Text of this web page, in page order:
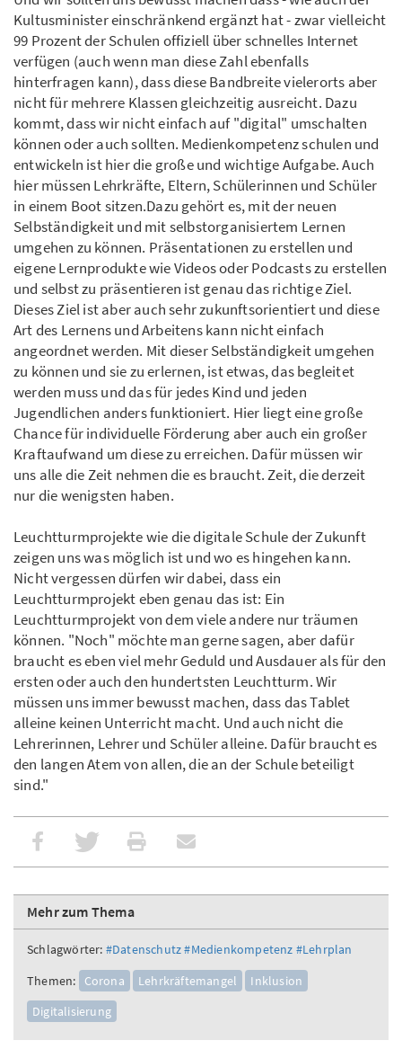
Kultusminister einschränkend ergänzt hat - zwar vielleicht
99 Prozent der Schulen offiziell über schnelles Internet
verfügen (auch wenn man diese Zahl ebenfalls
hinterfragen kann), dass diese Bandbreite vielerorts aber
nicht für mehrere Klassen gleichzeitig ausreicht. Dazu
kommt, dass wir nicht einfach auf "digital" umschalten
können oder auch sollten. Medienkompetenz schulen und
entwickeln ist hier die große und wichtige Aufgabe. Auch
hier müssen Lehrkräfte, Eltern, Schülerinnen und Schüler
in einem Boot sitzen.Dazu gehört es, mit der neuen
Selbständigkeit und mit selbstorganisiertem Lernen
umgehen zu können. Präsentationen zu erstellen und
eigene Lernprodukte wie Videos oder Podcasts zu erstellen
und selbst zu präsentieren ist genau das richtige Ziel.
Dieses Ziel ist aber auch sehr zukunftsorientiert und diese
Art des Lernens und Arbeitens kann nicht einfach
angeordnet werden. Mit dieser Selbständigkeit umgehen
zu können und sie zu erlernen, ist etwas, das begleitet
werden muss und das für jedes Kind und jeden
Jugendlichen anders funktioniert. Hier liegt eine große
Chance für individuelle Förderung aber auch ein großer
Kraftaufwand um diese zu erreichen. Dafür müssen wir
uns alle die Zeit nehmen die es braucht. Zeit, die derzeit
nur die wenigsten haben.
Leuchtturmprojekte wie die digitale Schule der Zukunft
zeigen uns was möglich ist und wo es hingehen kann.
Nicht vergessen dürfen wir dabei, dass ein
Leuchtturmprojekt eben genau das ist: Ein
Leuchtturmprojekt von dem viele andere nur träumen
können. "Noch" möchte man gerne sagen, aber dafür
braucht es eben viel mehr Geduld und Ausdauer als für den
ersten oder auch den hundertsten Leuchtturm. Wir
müssen uns immer bewusst machen, dass das Tablet
alleine keinen Unterricht macht. Und auch nicht die
Lehrerinnen, Lehrer und Schüler alleine. Dafür braucht es
den langen Atem von allen, die an der Schule beteiligt
sind."
Mehr zum Thema
Schlagwörter: #Datenschutz#Medienkompetenz #Lehrplan
Themen:
Corona Lehrkräftemangel
Inklusion
Digitalisierung